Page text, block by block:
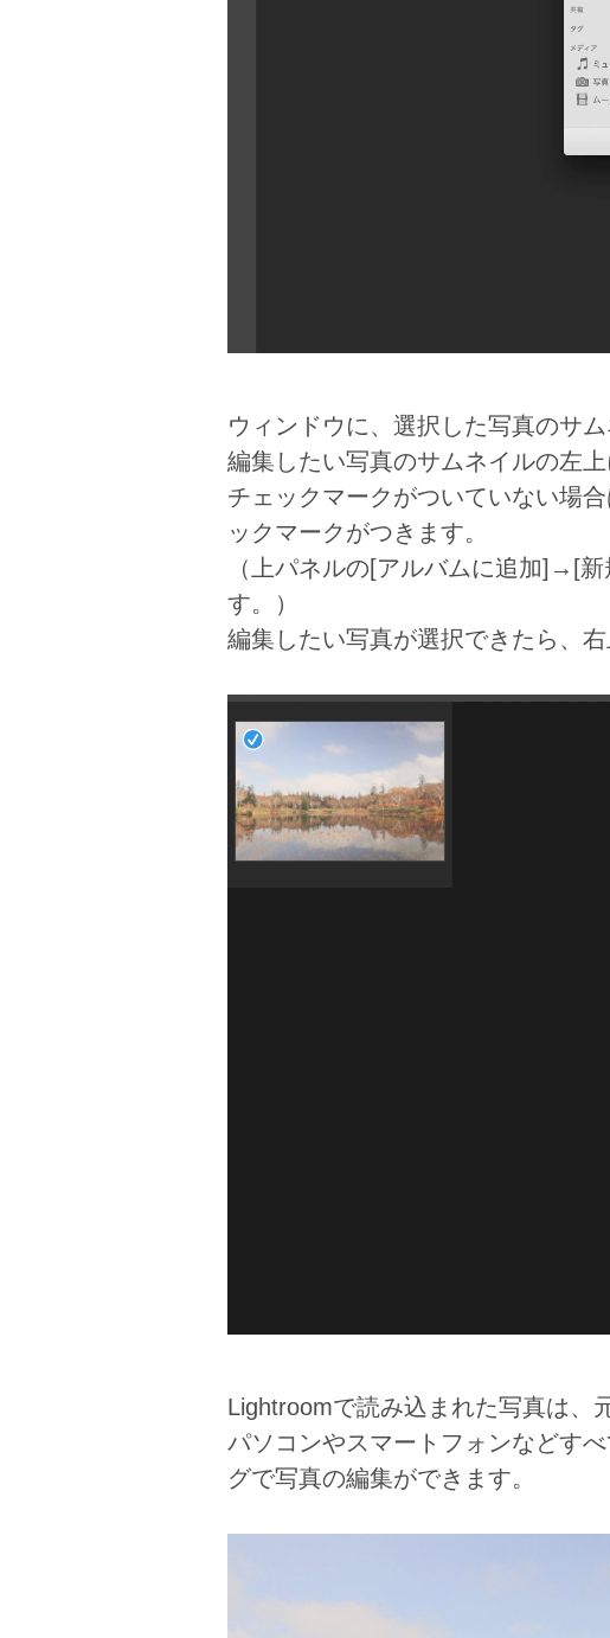
ウィンドウに、選択した写真のサ
編集したい写真のサムネイルの左
チェックマークがついていない場
ックマークがつきます。
（上パネルの[アルバムに追加]→[
す。）
編集したい写真が選択できたら、
Lightroomで読み込まれた写真は、
パソコンやスマートフォンなどす
グで写真の編集ができます。